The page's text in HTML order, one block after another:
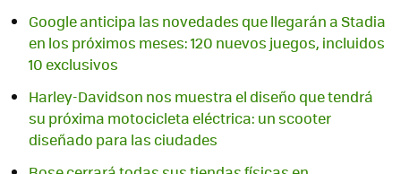
Google anticipa las novedades que llegarán a Stadia
en los próximos meses: 120 nuevos juegos, incluidos
10 exclusivos
Harley-Davidson nos muestra el diseño que tendrá
su próxima motocicleta eléctrica: un scooter
diseñado para las ciudades